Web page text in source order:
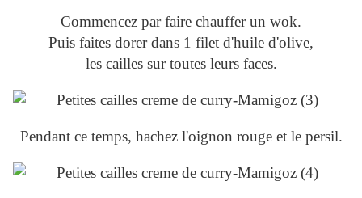
Commencez par faire chauffer un wok.
Puis faites dorer dans 1 filet d'huile d'olive,
les cailles sur toutes leurs faces.
Pendant ce temps, hachez l'oignon rouge et le persil.